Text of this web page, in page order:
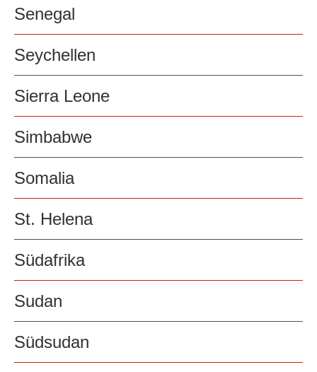
Senegal
Seychellen
Sierra Leone
Simbabwe
Somalia
St. Helena
Südafrika
Sudan
Südsudan